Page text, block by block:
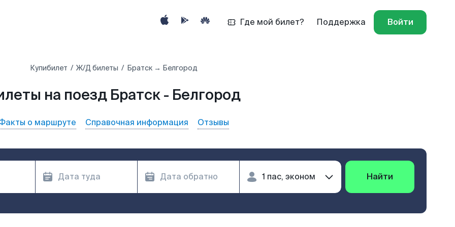
Где мой билет? Поддержка Войти
Купибилет Ж/Д билеты Братск → Белгород
на поезд Братск - Белгород
о маршруте Справочная информация Отзывы
Найти